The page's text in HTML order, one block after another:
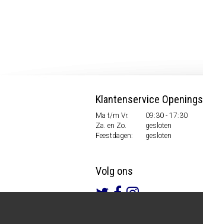
Klantenservice
Ma t/m Vr.
09:30 - 17:30
Za. en Zo.
gesloten
Feestdagen:
gesloten
Volg ons